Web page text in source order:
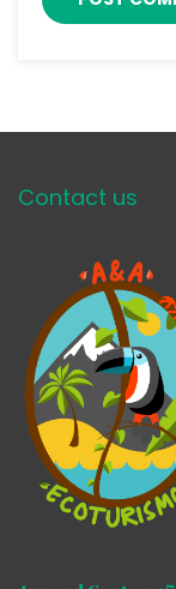
Contact us